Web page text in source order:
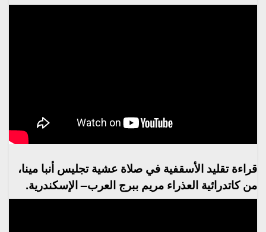
قراءة تقليد الأسقفية في صلاة عشية تجليس أنبا مينا،
من كاتدرائية العذراء مريم ببرج العرب– الإسكندرية.